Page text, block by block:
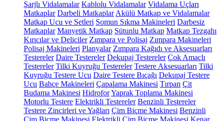
Şarjlı Vidalamalar Kablolu Vidalamalar Vidalama Uçları
Matkaplar Darbeli Matkaplar Akülü Matkap ve Vidalamalar
Matkap Ucu ve Setleri Somun Sıkma Makineleri Darbesiz
Matkaplar Manyetik Matkap Sütunlu Matkap Matkap Tezgahı
Kırıcılar ve Deliciler Zımpara ve Polisaj Zımpara Makineleri
Polisaj Makineleri Planyalar Zımpara Kağıdı ve Aksesuarları
Testereler Daire Testereler Dekupaj Testereler Çok Amaçlı
Testereler Tilki Kuyruğu Testereler Testere Aksesuarları Tilki
Kuyruğu Testere Ucu Daire Testere Bıçağı Dekupaj Testere
Ucu Bahçe Makineleri Çapalama Makinesi Tırpan Çit
Budama Makinesi HidroforYaprak Toplama Makinesi
Motorlu Testere Elektrikli Testereler Benzinli Testereler
Testere Zincirleri ve Yağları Çim Biçme Makinesi Benzinli
Çim Biçme Makinesi Elektrikli Çim Biçme Makinesi Kenar